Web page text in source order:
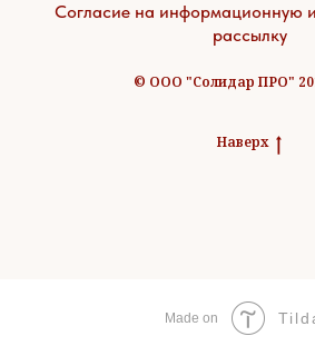
Согласие на информационную
рассылку
© ООО "Солидар ПРО"
Наверх
Made on